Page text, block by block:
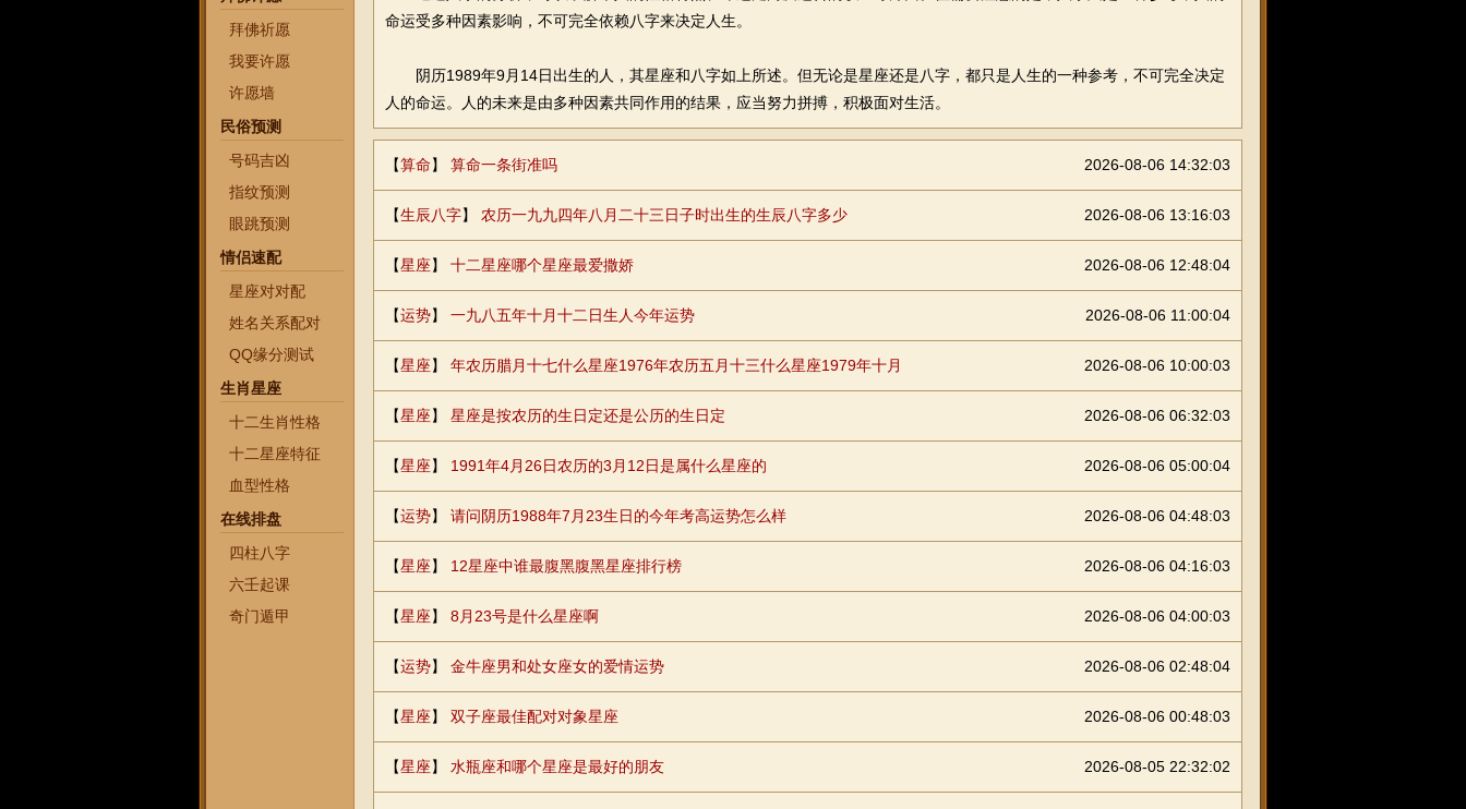
拜佛祈愿
我要许愿
许愿墙
民俗预测
号码吉凶
指纹预测
眼跳预测
情侣速配
星座对对配
姓名关系配对
QQ缘分测试
生肖星座
十二生肖性格
十二星座特征
血型性格
在线排盘
四柱八字
六壬起课
奇门遁甲
命运受多种因素影响，不可完全依赖八字来决定人生。
阴历1989年9月14日出生的人，其星座和八字如上所述。但无论是星座还是八字，都只是人生的一种参考，不可完全决定
人的命运。人的未来是由多种因素共同作用的结果，应当努力拼搏，积极面对生活。
【算命】 算命一条街准吗 2026-08-06 14:32:03
【生辰八字】 农历一九九四年八月二十三日子时出生的生辰八字多少 2026-08-06 13:16:03
【星座】 十二星座哪个星座最爱撒娇 2026-08-06 12:48:04
【运势】 一九八五年十月十二日生人今年运势 2026-08-06 11:00:04
【星座】 年农历腊月十七什么星座1976年农历五月十三什么星座1979年十月 2026-08-06 10:00:03
【星座】 星座是按农历的生日定还是公历的生日定 2026-08-06 06:32:03
【星座】 1991年4月26日农历的3月12日是属什么星座的 2026-08-06 05:00:04
【运势】 请问阴历1988年7月23生日的今年考高运势怎么样 2026-08-06 04:48:03
【星座】 12星座中谁最腹黑腹黑星座排行榜 2026-08-06 04:16:03
【星座】 8月23号是什么星座啊 2026-08-06 04:00:03
【运势】 金牛座男和处女座女的爱情运势 2026-08-06 02:48:04
【星座】 双子座最佳配对对象星座 2026-08-06 00:48:03
【星座】 水瓶座和哪个星座是最好的朋友 2026-08-05 22:32:02